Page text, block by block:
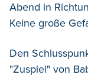
Abend in
Keine große
Den
"Zuspiel" von